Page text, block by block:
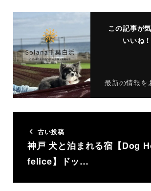
この記事が
いいね
最新の情報を
古い投稿
神戸 犬と泊まれる宿【Dog
felice】ドッ…